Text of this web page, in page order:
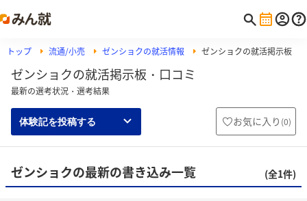
トップ 流通/小売 ゼンショクの就活情報 ゼンショクの就活掲示板
ゼンショクの就活掲示板・口コミ
最新の選考状況・選考結果
体験記を投稿する お気に入り (0)
ゼンショクの最新の書き込み一覧 (全1件)